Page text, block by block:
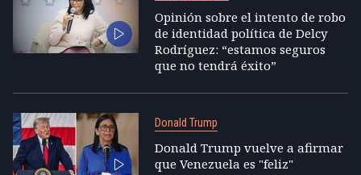
Opinión sobre el intento de robo
de identidad política de Delcy
Rodríguez: “estamos seguros
que no tendrá éxito”
Donald Trump
Donald Trump vuelve a afirmar
que Venezuela es "feliz"